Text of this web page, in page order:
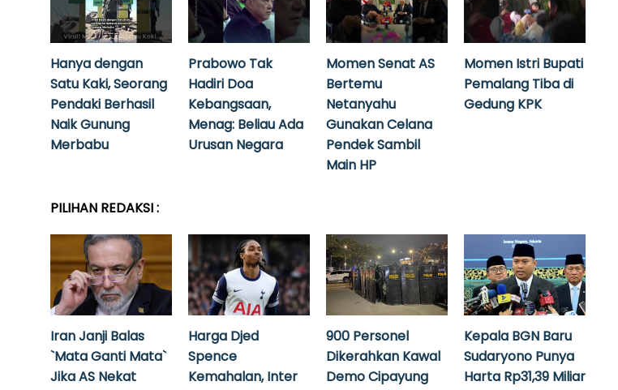
Hanya dengan
Satu Kaki, Seorang
Pendaki Berhasil
Naik Gunung
Merbabu
Prabowo Tak
Hadiri Doa
Kebangsaan,
Menag: Beliau Ada
Urusan Negara
Momen Senat AS
Bertemu
Netanyahu
Gunakan Celana
Pendek Sambil
Main HP
Momen Istri Bupati
Pemalang Tiba di
Gedung KPK
PILIHAN REDAKSI :
Iran Janji Balas
`Mata Ganti Mata`
Jika AS Nekat
Harga Djed
Spence
Kemahalan, Inter
900 Personel
Dikerahkan Kawal
Demo Cipayung
Kepala BGN Baru
Sudaryono Punya
Harta Rp31,39 Miliar